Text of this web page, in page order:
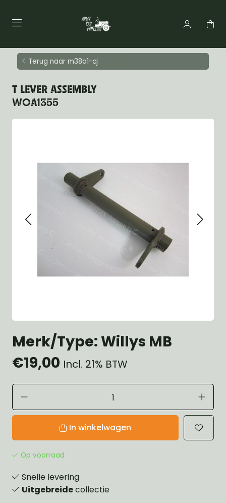
Terug naar m38a1-cj
T LEVER ASSEMBLY
WOA1355
Merk/Type: Willys MB
€19,00 Incl. 21% BTW
In winkelwagen
Op voorraad
Snelle levering
Uitgebreidecollectie